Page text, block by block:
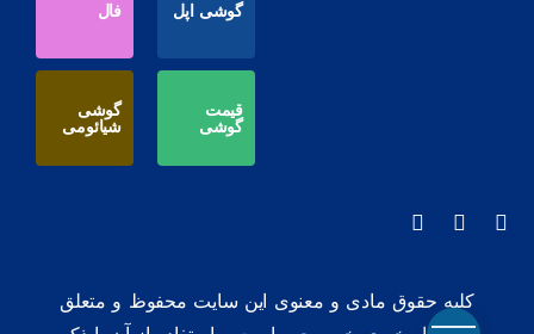
گوشی اپل فال
قیمت
گوشی
گوشی
شیائومی
کلیه حقوق مادی و معنوی این سایت محفوظ و متعلق